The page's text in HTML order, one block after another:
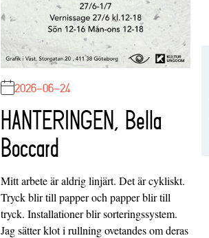
2026-06-24
HANTERINGEN, Bella
Boccard
Mitt arbete är aldrig linjärt. Det är cykliskt.
Tryck blir till papper och papper blir till
tryck. Installationer blir sorteringssystem.
Jag sätter klot i rullning ovetandes om deras